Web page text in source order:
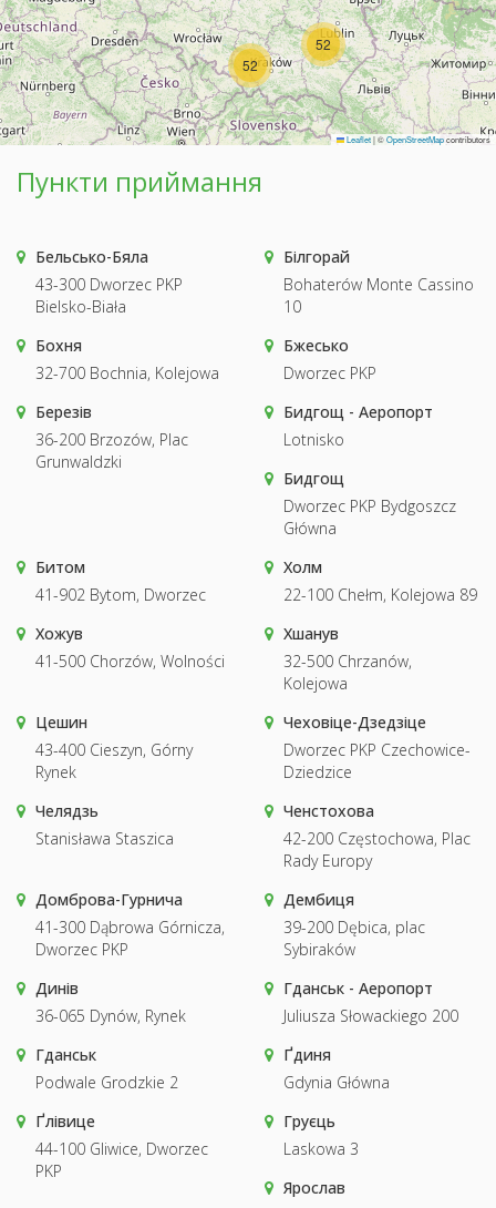
52
52
Leaflet|©OpenStreetMapcontributors
Пункти приймання
Бельсько-Бяла
43-300 Dworzec PKP
Bielsko-Biała
Білгорай
Bohaterów Monte Cassino
10
Бохня
32-700 Bochnia, Kolejowa
Бжесько
Dworzec PKP
Березів
36-200 Brzozów, Plac
Grunwaldzki
Бидгощ - Аеропорт
Lotnisko
Бидгощ
Dworzec PKP Bydgoszcz
Główna
Битом
41-902 Bytom, Dworzec
Холм
22-100 Chełm, Kolejowa 89
Хожув
41-500 Chorzów, Wolności
Хшанув
32-500 Chrzanów,
Kolejowa
Цешин
43-400 Cieszyn, Górny
Rynek
Чеховіце-Дзедзіце
Dworzec PKP Czechowice-
Dziedzice
Челядзь
Stanisława Staszica
Ченстохова
42-200 Częstochowa, Plac
Rady Europy
Домброва-Гурнича
41-300 Dąbrowa Górnicza,
Dworzec PKP
Дембиця
39-200 Dębica, plac
Sybiraków
Динів
36-065 Dynów, Rynek
Гданськ - Аеропорт
Juliusza Słowackiego 200
Гданськ
Podwale Grodzkie 2
Ґдиня
Gdynia Główna
Ґлівице
44-100 Gliwice, Dworzec
PKP
Груєць
Laskowa 3
Ярослав